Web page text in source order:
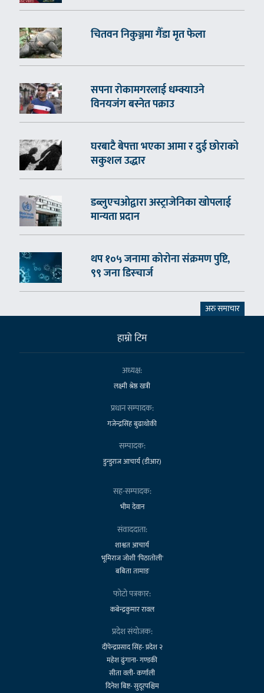
चितवन निकुञ्जमा गैँडा मृत फेला
सपना रोकामगरलाई धम्क्याउने
विनयजंग बस्नेत पक्राउ
घरबाटै बेपत्ता भएका आमा र दुई छोराको
सकुशल उद्धार
डब्लुएचओद्वारा अस्ट्राजेनिका खोपलाई
मान्यता प्रदान
थप १०५ जनामा कोरोना संक्रमण पुष्टि,
९९ जना डिस्चार्ज
अरु समाचार
हाम्राे टिम
अध्यक्ष:
लक्ष्मी श्रेष्ठ खत्री
प्रधान सम्पादक:
गजेन्द्रसिंह बुढाथोकी
सम्पादक:
डुन्डुराज आचार्य (डीआर)
सह-सम्पादक:
भीम देवान
संवाददाता:
शाश्वत आचार्य
भूमिराज जोशी 'पिठातोली'
बबिता तामाङ
फोटो पत्रकार:
कबेन्द्रकुमार रावल
प्रदेश संयोजक:
दीपेन्द्रप्रसाद सिंह- प्रदेश २
महेश ढुंगाना- गण्डकी
सीता वली- कर्णाली
दिनेश बिष्ट- सुदूरपश्चिम